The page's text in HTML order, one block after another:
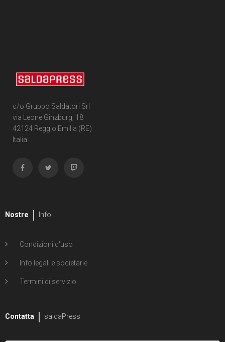
c/o Gruppo Saldatori Srl
via Leone Ginzburg, 18
42124 Reggio Emilia (RE)
Italia
Nostre Info
Condizioni d'uso
Info legali e societarie
Termini di servizio
Contatta saldaPress